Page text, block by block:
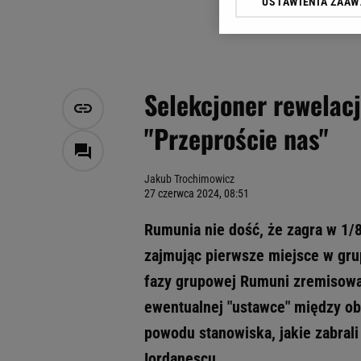
Selekcjoner
"Przeproście nas"
Jakub Trochimowicz
27 czerwca 2024, 08:51
Rumunia nie dość, że zagra w 1/
zajmując pierwsze miejsce w
fazy grupowej Rumuni
ewentualnej "ustawce" między
powodu stanowiska, jakie
Klikając „Akceptuję”
Zaufanych Partnerów i
My, nasi Zaufani
Użycie dokładnych
Przechowywanie